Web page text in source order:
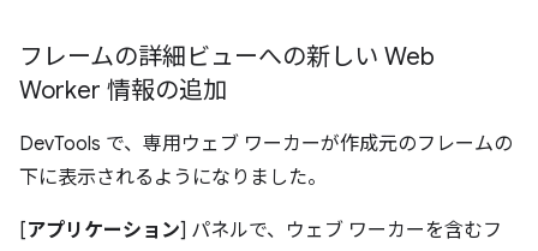
フレームの詳細ビューへの新しい Web
Worker 情報の追加
DevTools で、専用ウェブ ワーカーが作成元のフレームの
下に表示されるようになりました。
[アプリケーション] パネルで、ウェブ ワーカーを含むフ